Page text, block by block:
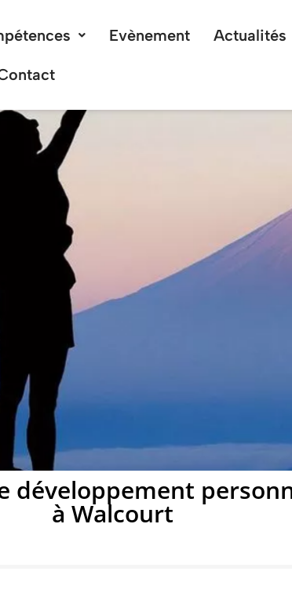
Evènement Actualités
personnel à
développement
à Walcourt